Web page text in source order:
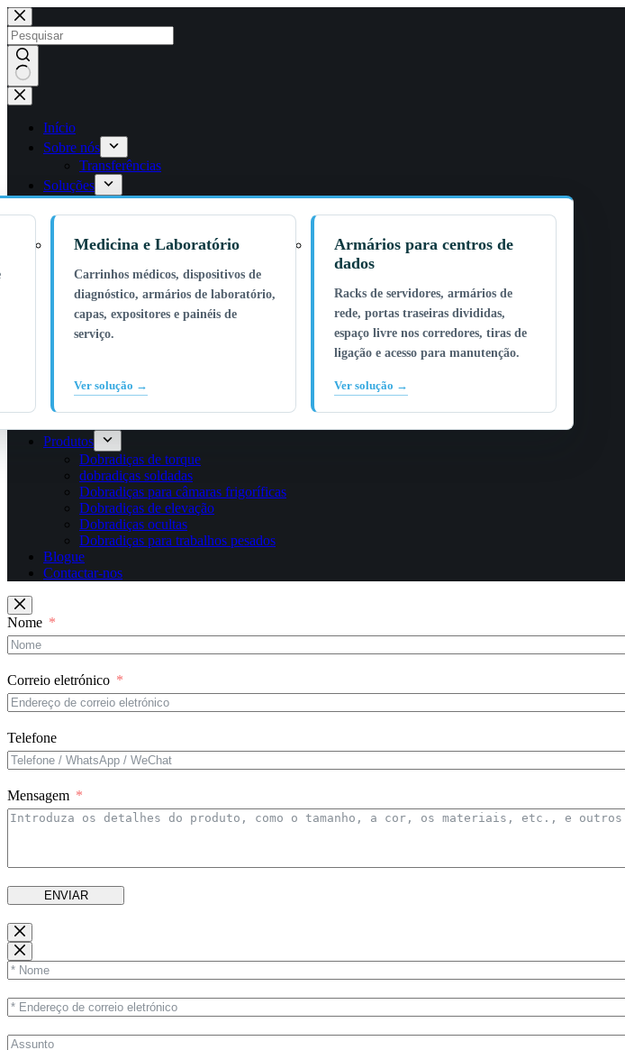
Saltar
para
o
conteúdo
Sem
resultados
Início
Sobre nós
Transferências
Soluções
Medicina e Laboratório
Carrinhos médicos, dispositivos de
diagnóstico, armários de laboratório,
capas, expositores e painéis de
serviço.
Ver solução →
Armários para centros de
dados
Racks de servidores, armários de
rede, portas traseiras divididas,
espaço livre nos corredores, tiras de
ligação e acesso para manutenção.
Ver solução →
Produtos
Dobradiças de torque
dobradiças soldadas
Dobradiças para câmaras frigoríficas
Dobradiças de elevação
Dobradiças ocultas
Dobradiças para trabalhos pesados
Blogue
Contactar-nos
Nome
Correio eletrónico
Telefone
Mensagem
ENVIAR